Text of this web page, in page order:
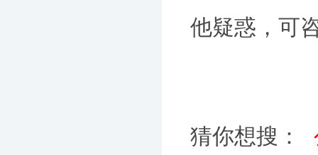
他疑惑，可
猜你想搜：